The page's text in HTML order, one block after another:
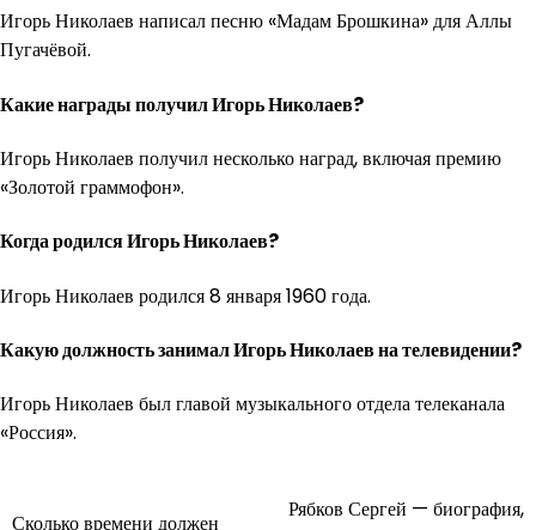
Игорь Николаев написал песню «Мадам Брошкина» для Аллы
Пугачёвой.
Какие награды получил Игорь Николаев?
Игорь Николаев получил несколько наград, включая премию
«Золотой граммофон».
Когда родился Игорь Николаев?
Игорь Николаев родился 8 января 1960 года.
Какую должность занимал Игорь Николаев на телевидении?
Игорь Николаев был главой музыкального отдела телеканала
«Россия».
Навигация
Сколько времени должен
Рябков Сергей — биография,